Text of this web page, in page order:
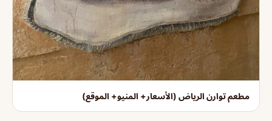
مطعم توارن الرياض (الأسعار+ المنيو+ الموقع)